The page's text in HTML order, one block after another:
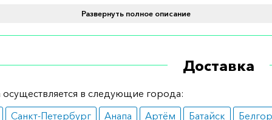
для лечения прогрессирующей формы карциномы,
выполнять операцию по удалению
Развернуть полное описание
Доставка
осуществляется в следующие города:
Санкт-Петербург Анапа Артём Батайск